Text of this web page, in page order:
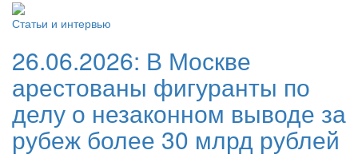
Статьи и интервью
26.06.2026: В Москве
арестованы фигуранты по
делу о незаконном выводе за
рубеж более 30 млрд рублей